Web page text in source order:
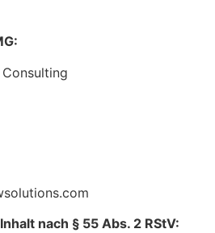
nach § 55 Abs. 2 RStV: